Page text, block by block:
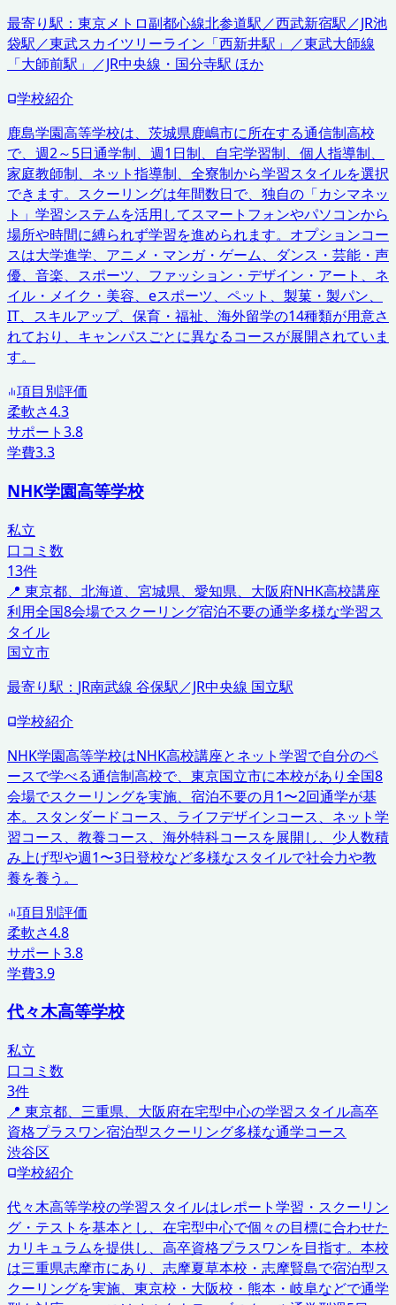
最寄り駅： 東京メトロ副都心線北参道駅／西武新宿駅／JR池
袋駅／東武スカイツリーライン「西新井駅」／東武大師線
「大師前駅」／JR中央線・国分寺駅 ほか
学校紹介
鹿島学園高等学校は、茨城県鹿嶋市に所在する通信制高校
で、週2～5日通学制、週1日制、自宅学習制、個人指導制、
家庭教師制、ネット指導制、全寮制から学習スタイルを選択
できます。スクーリングは年間数日で、独自の「カシマネッ
ト」学習システムを活用してスマートフォンやパソコンから
場所や時間に縛られず学習を進められます。オプションコー
スは大学進学、アニメ・マンガ・ゲーム、ダンス・芸能・声
優、音楽、スポーツ、ファッション・デザイン・アート、ネ
イル・メイク・美容、eスポーツ、ペット、製菓・製パン、
IT、スキルアップ、保育・福祉、海外留学の14種類が用意さ
れており、キャンパスごとに異なるコースが展開されていま
す。
項目別評価
柔軟さ4.3
サポート3.8
学費3.3
NHK学園高等学校
私立
口コミ数
13件
📍 東京都、北海道、宮城県、愛知県、大阪府NHK高校講座
利用全国8会場でスクーリング宿泊不要の通学多様な学習ス
タイル
国立市
最寄り駅： JR南武線 谷保駅／JR中央線 国立駅
学校紹介
NHK学園高等学校はNHK高校講座とネット学習で自分のペ
ースで学べる通信制高校で、東京国立市に本校があり全国8
会場でスクーリングを実施、宿泊不要の月1〜2回通学が基
本。スタンダードコース、ライフデザインコース、ネット学
習コース、教養コース、海外特科コースを展開し、少人数積
み上げ型や週1〜3日登校など多様なスタイルで社会力や教
養を養う。
項目別評価
柔軟さ4.8
サポート3.8
学費3.9
代々木高等学校
私立
口コミ数
3件
📍 東京都、三重県、大阪府在宅型中心の学習スタイル高卒
資格プラスワン宿泊型スクーリング多様な通学コース
渋谷区
学校紹介
代々木高等学校の学習スタイルはレポート学習・スクーリン
グ・テストを基本とし、在宅型中心で個々の目標に合わせた
カリキュラムを提供し、高卒資格プラスワンを目指す。本校
は三重県志摩市にあり、志摩夏草本校・志摩賢島で宿泊型ス
クーリングを実施、東京校・大阪校・熊本・岐阜などで通学